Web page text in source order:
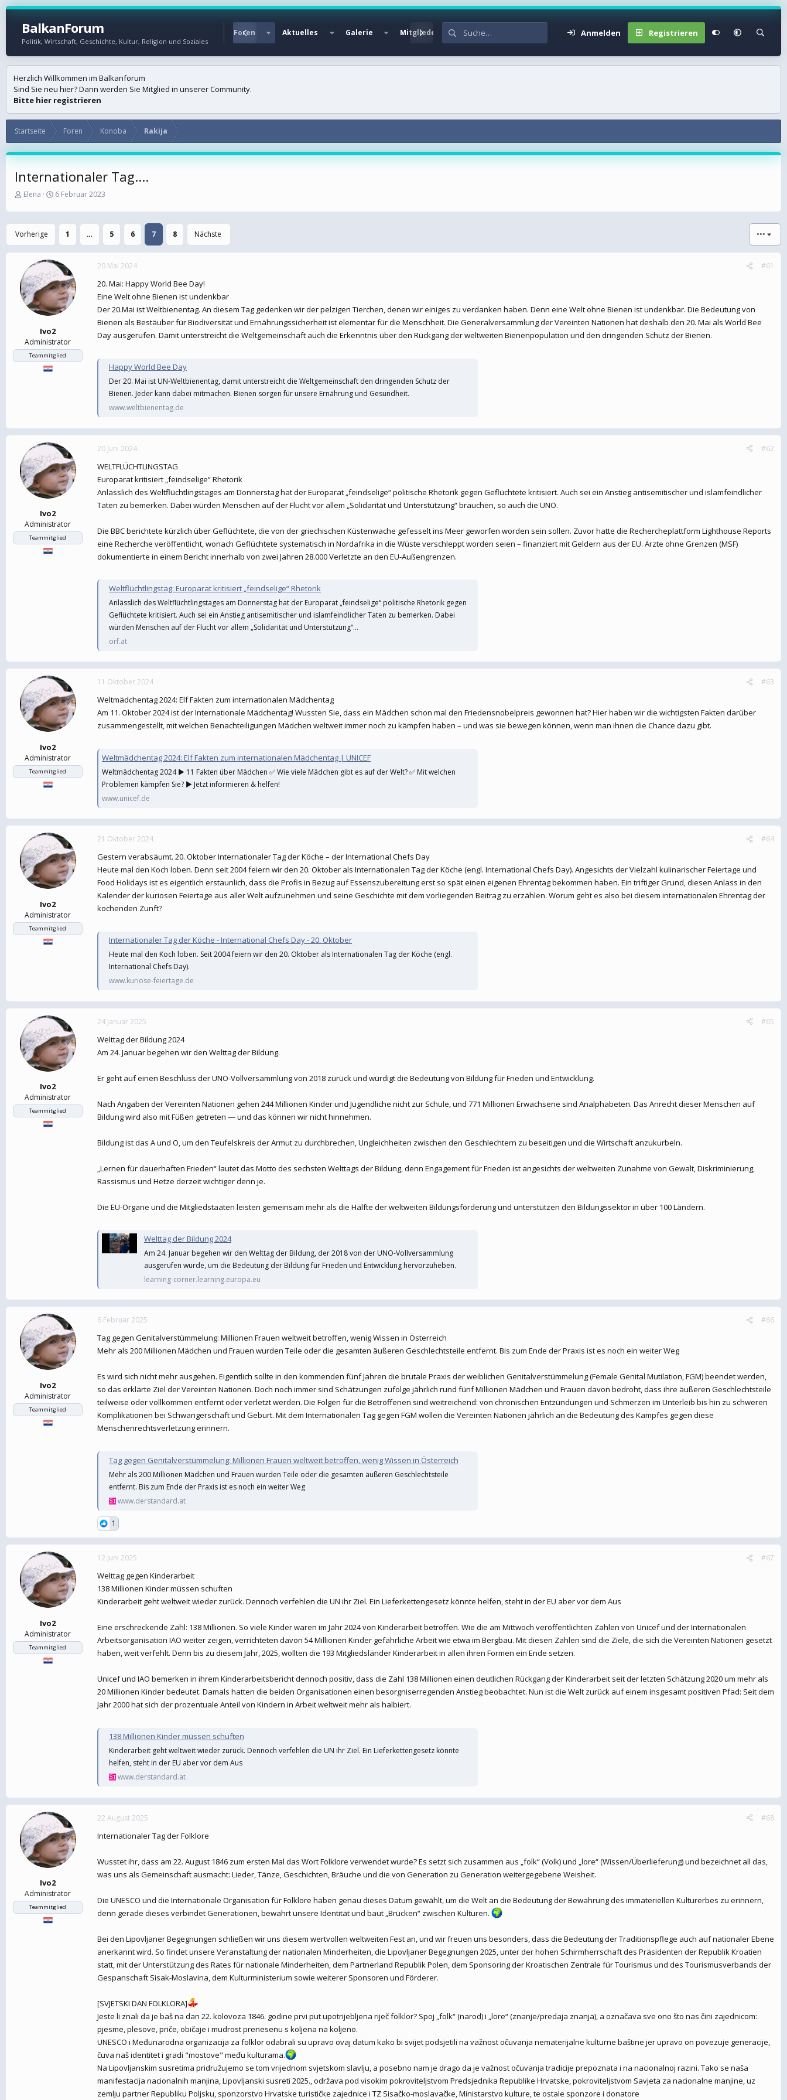
BalkanForum
Politik, Wirtschaft, Geschichte, Kultur, Religion und Soziales
Foren Aktuelles Galerie Mitglieder Anmelden Registrieren
Herzlich Willkommen im Balkanforum
Sind Sie neu hier? Dann werden Sie Mitglied in unserer Community.
Bitte hier registrieren
Startseite Foren Konoba Rakija
Internationaler Tag....
E
s
t
e
l
e
r
Elena
E
s
t
t
a
m
6 Februar 2023
Vorherige 1 … 5 6 7 8 Nächste •••
Ivo2
Administrator
Teammitglied
20 Mai 2024 #61
20. Mai: Happy World Bee Day!
Eine Welt ohne Bienen ist undenkbar
Der 20.Mai ist Weltbienentag. An diesem Tag gedenken wir der pelzigen Tierchen, denen wir einiges zu verdanken haben. Denn eine Welt ohne Bienen ist undenkbar. Die Bedeutung von
Bienen als Bestäuber für Biodiversität und Ernährungssicherheit ist elementar für die Menschheit. Die Generalversammlung der Vereinten Nationen hat deshalb den 20. Mai als World Bee
Day ausgerufen. Damit unterstreicht die Weltgemeinschaft auch die Erkenntnis über den Rückgang der weltweiten Bienenpopulation und den dringenden Schutz der Bienen.
Happy World Bee Day
Der 20. Mai ist UN-Weltbienentag, damit unterstreicht die Weltgemeinschaft den dringenden Schutz der
Bienen. Jeder kann dabei mitmachen. Bienen sorgen für unsere Ernährung und Gesundheit.
www.weltbienentag.de
Ivo2
Administrator
Teammitglied
20 Juni 2024 #62
WELTFLÜCHTLINGSTAG
Europarat kritisiert „feindselige“ Rhetorik
Anlässlich des Weltflüchtlingstages am Donnerstag hat der Europarat „feindselige“ politische Rhetorik gegen Geflüchtete kritisiert. Auch sei ein Anstieg antisemitischer und islamfeindlicher
Taten zu bemerken. Dabei würden Menschen auf der Flucht vor allem „Solidarität und Unterstützung“ brauchen, so auch die UNO.
Die BBC berichtete kürzlich über Geflüchtete, die von der griechischen Küstenwache gefesselt ins Meer geworfen worden sein sollen. Zuvor hatte die Rechercheplattform Lighthouse Reports
eine Recherche veröffentlicht, wonach Geflüchtete systematisch in Nordafrika in die Wüste verschleppt worden seien – finanziert mit Geldern aus der EU. Ärzte ohne Grenzen (MSF)
dokumentierte in einem Bericht innerhalb von zwei Jahren 28.000 Verletzte an den EU-Außengrenzen.
Weltflüchtlingstag: Europarat kritisiert „feindselige“ Rhetorik
Anlässlich des Weltflüchtlingstages am Donnerstag hat der Europarat „feindselige“ politische Rhetorik gegen
Geflüchtete kritisiert. Auch sei ein Anstieg antisemitischer und islamfeindlicher Taten zu bemerken. Dabei
würden Menschen auf der Flucht vor allem „Solidarität und Unterstützung“...
orf.at
Ivo2
Administrator
Teammitglied
11 Oktober 2024 #63
Weltmädchentag 2024: Elf Fakten zum internationalen Mädchentag
Am 11. Oktober 2024 ist der Internationale Mädchentag! Wussten Sie, dass ein Mädchen schon mal den Friedensnobelpreis gewonnen hat? Hier haben wir die wichtigsten Fakten darüber
zusammengestellt, mit welchen Benachteiligungen Mädchen weltweit immer noch zu kämpfen haben – und was sie bewegen können, wenn man ihnen die Chance dazu gibt.
Weltmädchentag 2024: Elf Fakten zum internationalen Mädchentag | UNICEF
Weltmädchentag 2024 ► 11 Fakten über Mädchen ✅ Wie viele Mädchen gibt es auf der Welt? ✅ Mit welchen
Problemen kämpfen Sie? ► Jetzt informieren & helfen!
www.unicef.de
Ivo2
Administrator
Teammitglied
21 Oktober 2024 #64
Gestern verabsäumt. 20. Oktober Internationaler Tag der Köche – der International Chefs Day
Heute mal den Koch loben. Denn seit 2004 feiern wir den 20. Oktober als Internationalen Tag der Köche (engl. International Chefs Day). Angesichts der Vielzahl kulinarischer Feiertage und
Food Holidays ist es eigentlich erstaunlich, dass die Profis in Bezug auf Essenszubereitung erst so spät einen eigenen Ehrentag bekommen haben. Ein triftiger Grund, diesen Anlass in den
Kalender der kuriosen Feiertage aus aller Welt aufzunehmen und seine Geschichte mit dem vorliegenden Beitrag zu erzählen. Worum geht es also bei diesem internationalen Ehrentag der
kochenden Zunft?
Internationaler Tag der Köche - International Chefs Day - 20. Oktober
Heute mal den Koch loben. Seit 2004 feiern wir den 20. Oktober als Internationalen Tag der Köche (engl.
International Chefs Day).
www.kuriose-feiertage.de
Ivo2
Administrator
Teammitglied
24 Januar 2025 #65
Welttag der Bildung 2024
Am 24. Januar begehen wir den Welttag der Bildung.
Er geht auf einen Beschluss der UNO-Vollversammlung von 2018 zurück und würdigt die Bedeutung von Bildung für Frieden und Entwicklung.
Nach Angaben der Vereinten Nationen gehen 244 Millionen Kinder und Jugendliche nicht zur Schule, und 771 Millionen Erwachsene sind Analphabeten. Das Anrecht dieser Menschen auf
Bildung wird also mit Füßen getreten — und das können wir nicht hinnehmen.
Bildung ist das A und O, um den Teufelskreis der Armut zu durchbrechen, Ungleichheiten zwischen den Geschlechtern zu beseitigen und die Wirtschaft anzukurbeln.
„Lernen für dauerhaften Frieden“ lautet das Motto des sechsten Welttags der Bildung, denn Engagement für Frieden ist angesichts der weltweiten Zunahme von Gewalt, Diskriminierung,
Rassismus und Hetze derzeit wichtiger denn je.
Die EU-Organe und die Mitgliedstaaten leisten gemeinsam mehr als die Hälfte der weltweiten Bildungsförderung und unterstützen den Bildungssektor in über 100 Ländern.
Welttag der Bildung 2024
Am 24. Januar begehen wir den Welttag der Bildung, der 2018 von der UNO-Vollversammlung
ausgerufen wurde, um die Bedeutung der Bildung für Frieden und Entwicklung hervorzuheben.
learning-corner.learning.europa.eu
Ivo2
Administrator
Teammitglied
6 Februar 2025 #66
Tag gegen Genitalverstümmelung: Millionen Frauen weltweit betroffen, wenig Wissen in Österreich
Mehr als 200 Millionen Mädchen und Frauen wurden Teile oder die gesamten äußeren Geschlechtsteile entfernt. Bis zum Ende der Praxis ist es noch ein weiter Weg
Es wird sich nicht mehr ausgehen. Eigentlich sollte in den kommenden fünf Jahren die brutale Praxis der weiblichen Genitalverstümmelung (Female Genital Mutilation, FGM) beendet werden,
so das erklärte Ziel der Vereinten Nationen. Doch noch immer sind Schätzungen zufolge jährlich rund fünf Millionen Mädchen und Frauen davon bedroht, dass ihre äußeren Geschlechtsteile
teilweise oder vollkommen entfernt oder verletzt werden. Die Folgen für die Betroffenen sind weitreichend: von chronischen Entzündungen und Schmerzen im Unterleib bis hin zu schweren
Komplikationen bei Schwangerschaft und Geburt. Mit dem Internationalen Tag gegen FGM wollen die Vereinten Nationen jährlich an die Bedeutung des Kampfes gegen diese
Menschenrechtsverletzung erinnern.
Tag gegen Genitalverstümmelung: Millionen Frauen weltweit betroffen, wenig Wissen in Österreich
Mehr als 200 Millionen Mädchen und Frauen wurden Teile oder die gesamten äußeren Geschlechtsteile
entfernt. Bis zum Ende der Praxis ist es noch ein weiter Weg
www.derstandard.at
1
Ivo2
Administrator
Teammitglied
12 Juni 2025 #67
Welttag gegen Kinderarbeit
138 Millionen Kinder müssen schuften
Kinderarbeit geht weltweit wieder zurück. Dennoch verfehlen die UN ihr Ziel. Ein Lieferkettengesetz könnte helfen, steht in der EU aber vor dem Aus
Eine erschreckende Zahl: 138 Millionen. So viele Kinder waren im Jahr 2024 von Kinderarbeit betroffen. Wie die am Mittwoch veröffentlichten Zahlen von Unicef und der Internationalen
Arbeitsorganisation IAO weiter zeigen, verrichteten davon 54 Millionen Kinder gefährliche Arbeit wie etwa im Bergbau. Mit diesen Zahlen sind die Ziele, die sich die Vereinten Nationen gesetzt
haben, weit verfehlt. Denn bis zu diesem Jahr, 2025, wollten die 193 Mitgliedsländer Kinderarbeit in allen ihren Formen ein Ende setzen.
Unicef und IAO bemerken in ihrem Kinderarbeitsbericht dennoch positiv, dass die Zahl 138 Millionen einen deutlichen Rückgang der Kinderarbeit seit der letzten Schätzung 2020 um mehr als
20 Millionen Kinder bedeutet. Damals hatten die beiden Organisationen einen besorgniserregenden Anstieg beobachtet. Nun ist die Welt zurück auf einem insgesamt positiven Pfad: Seit dem
Jahr 2000 hat sich der prozentuale Anteil von Kindern in Arbeit weltweit mehr als halbiert.
138 Millionen Kinder müssen schuften
Kinderarbeit geht weltweit wieder zurück. Dennoch verfehlen die UN ihr Ziel. Ein Lieferkettengesetz könnte
helfen, steht in der EU aber vor dem Aus
www.derstandard.at
Ivo2
Administrator
Teammitglied
22 August 2025 #68
Internationaler Tag der Folklore
Wusstet ihr, dass am 22. August 1846 zum ersten Mal das Wort Folklore verwendet wurde? Es setzt sich zusammen aus „folk“ (Volk) und „lore“ (Wissen/Überlieferung) und bezeichnet all das,
was uns als Gemeinschaft ausmacht: Lieder, Tänze, Geschichten, Bräuche und die von Generation zu Generation weitergegebene Weisheit.
Die UNESCO und die Internationale Organisation für Folklore haben genau dieses Datum gewählt, um die Welt an die Bedeutung der Bewahrung des immateriellen Kulturerbes zu erinnern,
denn gerade dieses verbindet Generationen, bewahrt unsere Identität und baut „Brücken“ zwischen Kulturen.
Bei den Lipovljaner Begegnungen schließen wir uns diesem wertvollen weltweiten Fest an, und wir freuen uns besonders, dass die Bedeutung der Traditionspflege auch auf nationaler Ebene
anerkannt wird. So findet unsere Veranstaltung der nationalen Minderheiten, die Lipovljaner Begegnungen 2025, unter der hohen Schirmherrschaft des Präsidenten der Republik Kroatien
statt, mit der Unterstützung des Rates für nationale Minderheiten, dem Partnerland Republik Polen, dem Sponsoring der Kroatischen Zentrale für Tourismus und des Tourismusverbands der
Gespanschaft Sisak-Moslavina, dem Kulturministerium sowie weiterer Sponsoren und Förderer.
[SVJETSKI DAN FOLKLORA]
Jeste li znali da je baš na dan 22. kolovoza 1846. godine prvi put upotrijebljena riječ folklor? Spoj „folk“ (narod) i „lore“ (znanje/predaja znanja), a označava sve ono što nas čini zajednicom:
pjesme, plesove, priče, običaje i mudrost prenesenu s koljena na koljeno.
UNESCO i Međunarodna organizacija za folklor odabrali su upravo ovaj datum kako bi svijet podsjetili na važnost očuvanja nematerijalne kulturne baštine jer upravo on povezuje generacije,
čuva naš identitet i gradi "mostove" među kulturama.
Na Lipovljanskim susretima pridružujemo se tom vrijednom svjetskom slavlju, a posebno nam je drago da je važnost očuvanja tradicije prepoznata i na nacionalnoj razini. Tako se naša
manifestacija nacionalnih manjina, Lipovljanski susreti 2025., održava pod visokim pokroviteljstvom Predsjednika Republike Hrvatske, pokroviteljstvom Savjeta za nacionalne manjine, uz
zemlju partner Republiku Poljsku, sponzorstvo Hrvatske turističke zajednice i TZ Sisačko-moslavačke, Ministarstvo kulture, te ostale sponzore i donatore